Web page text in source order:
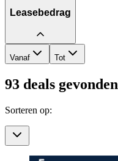
Leasebedrag
Vanaf Tot
93 deals gevonden
Sorteren op: